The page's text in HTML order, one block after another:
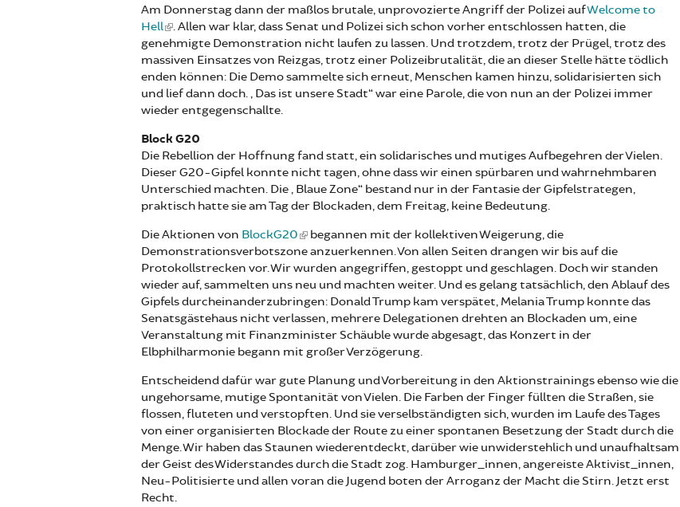
Am Donnerstag dann der maßlos brutale, unprovozierte Angriff der Polizei aufWelcome to
Hell
. Allen war klar, dass Senat und Polizei sich schon vorher entschlossen hatten, die
genehmigte Demonstration nicht laufen zu lassen. Und trotzdem, trotz der Prügel, trotz des
massiven Einsatzes von Reizgas, trotz einer Polizeibrutalität, die an dieser Stelle hätte tödlich
enden können: Die Demo sammelte sich erneut, Menschen kamen hinzu, solidarisierten sich
und lief dann doch. „Das ist unsere Stadt“ war eine Parole, die von nun an der Polizei immer
wieder entgegenschallte.
Block G20
Die Rebellion der Hoffnung fand statt, ein solidarisches und mutiges Aufbegehren der Vielen.
Dieser G20-Gipfel konnte nicht tagen, ohne dass wir einen spürbaren und wahrnehmbaren
Unterschied machten. Die „Blaue Zone“ bestand nur in der Fantasie der Gipfelstrategen,
praktisch hatte sie am Tag der Blockaden, dem Freitag, keine Bedeutung.
Die Aktionen von BlockG20
begannen mit der kollektiven Weigerung, die
Demonstrationsverbotszone anzuerkennen. Von allen Seiten drangen wir bis auf die
Protokollstrecken vor. Wir wurden angegriffen, gestoppt und geschlagen. Doch wir standen
wieder auf, sammelten uns neu und machten weiter. Und es gelang tatsächlich, den Ablauf des
Gipfels durcheinanderzubringen: Donald Trump kam verspätet, Melania Trump konnte das
Senatsgästehaus nicht verlassen, mehrere Delegationen drehten an Blockaden um, eine
Veranstaltung mit Finanzminister Schäuble wurde abgesagt, das Konzert in der
Elbphilharmonie begann mit großer Verzögerung.
Entscheidend dafür war gute Planung und Vorbereitung in den Aktionstrainings ebenso wie die
ungehorsame, mutige Spontanität von Vielen. Die Farben der Finger füllten die Straßen, sie
flossen, fluteten und verstopften. Und sie verselbständigten sich, wurden im Laufe des Tages
von einer organisierten Blockade der Route zu einer spontanen Besetzung der Stadt durch die
Menge. Wir haben das Staunen wiederentdeckt, darüber wie unwiderstehlich und unaufhaltsam
der Geist des Widerstandes durch die Stadt zog. Hamburger_innen, angereiste Aktivist_innen,
Neu-Politisierte und allen voran die Jugend boten der Arroganz der Macht die Stirn. Jetzt erst
Recht.